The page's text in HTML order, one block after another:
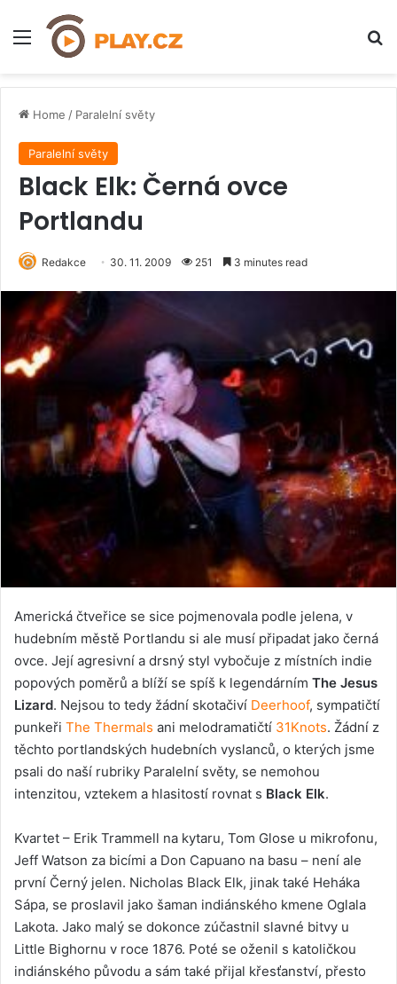
Menu
Home / Paralelní světy
Paralelní světy
Black Elk: Černá ovce
Portlandu
Redakce 30. 11. 2009 251 3 minutes read
Americká čtveřice se sice pojmenovala podle jelena, v
hudebním městě Portlandu si ale musí připadat jako černá
ovce. Její agresivní a drsný styl vybočuje z místních indie
popových poměrů a blíží se spíš k legendárním The Jesus
Lizard. Nejsou to tedy žádní skotačiví Deerhoof, sympatičtí
punkeři The Thermals ani melodramatičtí 31Knots. Žádní z
těchto portlandských hudebních vyslanců, o kterých jsme
psali do naší rubriky Paralelní světy, se nemohou
intenzitou, vztekem a hlasitostí rovnat s Black Elk.
Kvartet – Erik Trammell na kytaru, Tom Glose u mikrofonu,
Jeff Watson za bicími a Don Capuano na basu – není ale
první Černý jelen. Nicholas Black Elk, jinak také Heháka
Sápa, se proslavil jako šaman indiánského kmene Oglala
Lakota. Jako malý se dokonce zúčastnil slavné bitvy u
Little Bighornu v roce 1876. Poté se oženil s katoličkou
indiánského původu a sám také přijal křesťanství, přesto